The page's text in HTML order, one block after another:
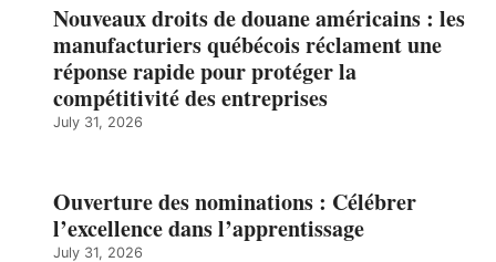
Nouveaux droits de douane américains : les
manufacturiers québécois réclament une
réponse rapide pour protéger la
compétitivité des entreprises
July 31, 2026
Ouverture des nominations : Célébrer
l’excellence dans l’apprentissage
July 31, 2026